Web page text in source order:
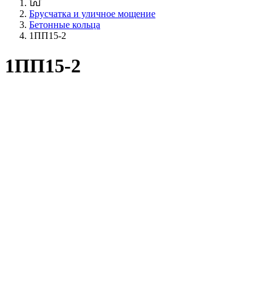
Брусчатка и уличное мощение
Бетонные кольца
1ПП15-2
1ПП15-2